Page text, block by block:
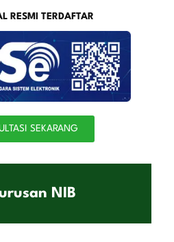
RESMI TERDAFTAR
SEKARANG
NIB